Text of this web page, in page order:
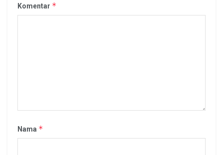
Komentar *
Nama *